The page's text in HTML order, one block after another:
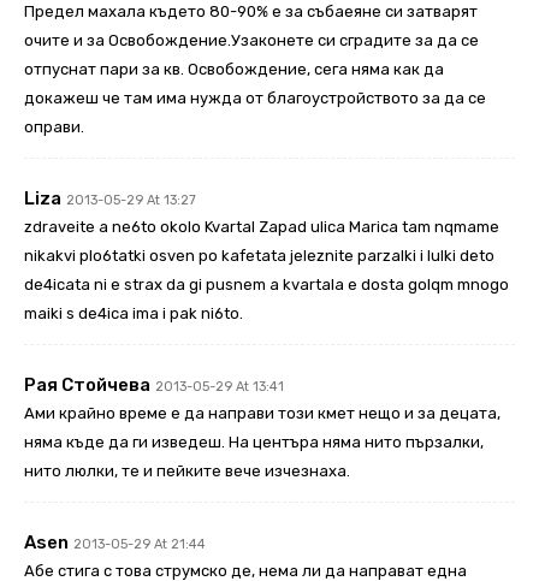
Предел махала където 80-90% е за събаеяне си затварят
очите и за Освобождение.Узаконете си сградите за да се
отпуснат пари за кв. Освобождение, сега няма как да
докажеш че там има нужда от благоустройството за да се
оправи.
Liza 2013-05-29 At 13:27
zdraveite a ne6to okolo Kvartal Zapad ulica Marica tam nqmame
nikakvi plo6tatki osven po kafetata jeleznite parzalki i lulki deto
de4icata ni e strax da gi pusnem a kvartala e dosta golqm mnogo
maiki s de4ica ima i pak ni6to.
Рая Стойчева 2013-05-29 At 13:41
Ами крайно време е да направи този кмет нещо и за децата,
няма къде да ги изведеш. На центъра няма нито пързалки,
нито люлки, те и пейките вече изчезнаха.
Asen 2013-05-29 At 21:44
Абе стига с това струмско де, нема ли да направат една